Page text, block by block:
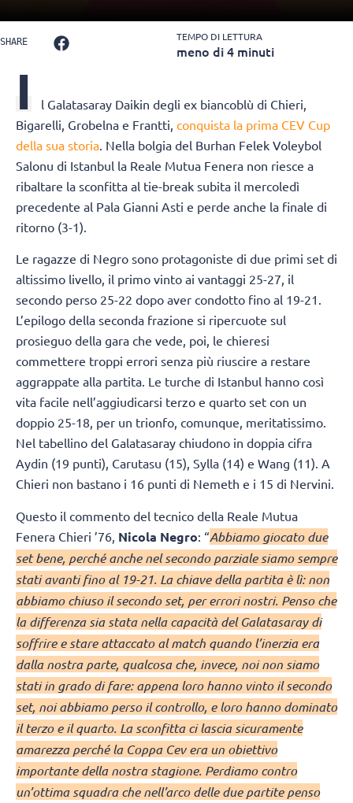
SHARE TEMPO DI LETTURA
meno di 4 minuti
I
l Galatasaray Daikin degli ex biancoblù di Chieri,
Bigarelli, Grobelna e Frantti, conquista la prima CEV Cup
della sua storia. Nella bolgia del Burhan Felek Voleybol
Salonu di Istanbul la Reale Mutua Fenera non riesce a
ribaltare la sconfitta al tie-break subita il mercoledì
precedente al Pala Gianni Asti e perde anche la finale di
ritorno (3-1).
Le ragazze di Negro sono protagoniste di due primi set di
altissimo livello, il primo vinto ai vantaggi 25-27, il
secondo perso 25-22 dopo aver condotto fino al 19-21.
L’epilogo della seconda frazione si ripercuote sul
prosieguo della gara che vede, poi, le chieresi
commettere troppi errori senza più riuscire a restare
aggrappate alla partita. Le turche di Istanbul hanno così
vita facile nell’aggiudicarsi terzo e quarto set con un
doppio 25-18, per un trionfo, comunque, meritatissimo.
Nel tabellino del Galatasaray chiudono in doppia cifra
Aydin (19 punti), Carutasu (15), Sylla (14) e Wang (11). A
Chieri non bastano i 16 punti di Nemeth e i 15 di Nervini.
Questo il commento del tecnico della Reale Mutua
Fenera Chieri ’76, Nicola Negro: “Abbiamo giocato due
set bene, perché anche nel secondo parziale siamo sempre
stati avanti fino al 19-21. La chiave della partita è lì: non
abbiamo chiuso il secondo set, per errori nostri. Penso che
la differenza sia stata nella capacità del Galatasaray di
soffrire e stare attaccato al match quando l’inerzia era
dalla nostra parte, qualcosa che, invece, noi non siamo
stati in grado di fare: appena loro hanno vinto il secondo
set, noi abbiamo perso il controllo, e loro hanno dominato
il terzo e il quarto. La sconfitta ci lascia sicuramente
amarezza perché la Coppa Cev era un obiettivo
importante della nostra stagione. Perdiamo contro
un’ottima squadra che nell’arco delle due partite penso